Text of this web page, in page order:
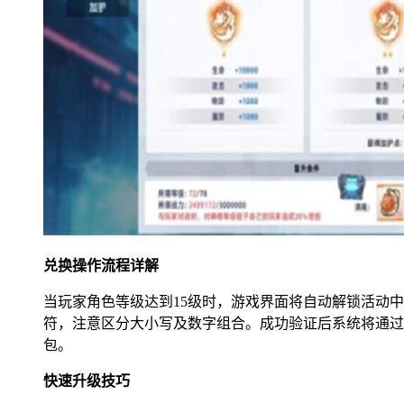
兑换操作流程详解
当玩家角色等级达到15级时，游戏界面将自动解锁活动
符，注意区分大小写及数字组合。成功验证后系统将通
包。
快速升级技巧